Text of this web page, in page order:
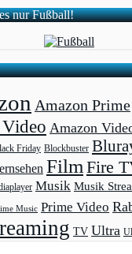
nur Fußball!
Amazon Prime
Amazon
Friday Blockbuster
Film Fire
Musik Musik
Music Prime Video
TV Ultra